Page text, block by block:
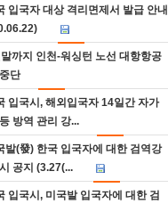
입국자 대상 격리면제서 발급 안내
까지 인천-워싱턴 노선 대항항공
단
입국시, 해외입국자 14일간 자가
방역 관리 강...
발(發) 한국 입국자에 대한 검역강
공지 (3.27(...
입국시, 미국발 입국자에 대한 검